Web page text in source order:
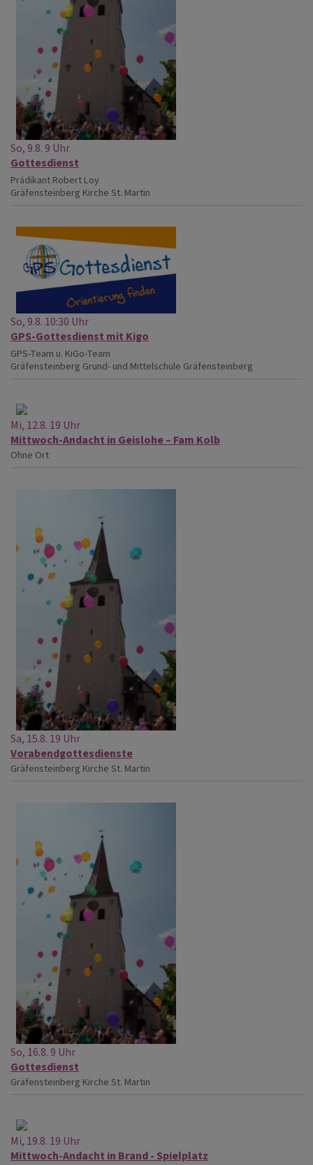
So, 9.8. 9 Uhr
Gottesdienst
Prädikant Robert Loy
Gräfensteinberg Kirche St. Martin
So, 9.8. 10:30 Uhr
GPS-Gottesdienst mit Kigo
GPS-Team u. KiGo-Team
Gräfensteinberg Grund- und Mittelschule Gräfensteinberg
Mi, 12.8. 19 Uhr
Mittwoch-Andacht in Geislohe – Fam Kolb
Ohne Ort
Sa, 15.8. 19 Uhr
Vorabendgottesdienste
Gräfensteinberg Kirche St. Martin
So, 16.8. 9 Uhr
Gottesdienst
Gräfensteinberg Kirche St. Martin
Mi, 19.8. 19 Uhr
Mittwoch-Andacht in Brand - Spielplatz